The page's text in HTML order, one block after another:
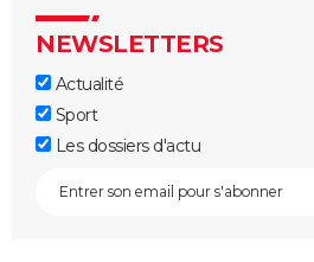
NEWSLETTERS
Actualité
Sport
Les dossiers d'actu